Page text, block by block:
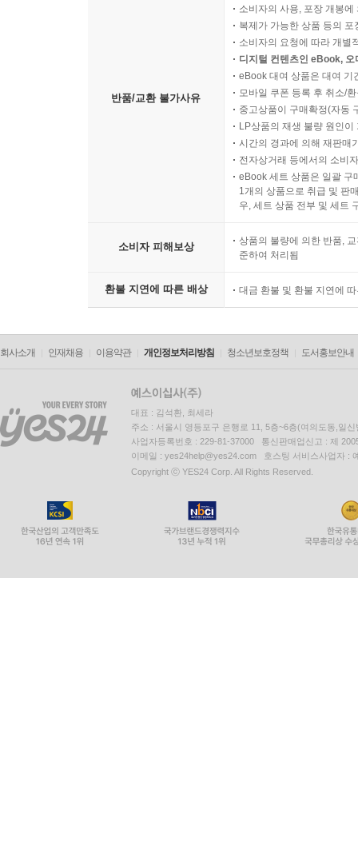
반품/교환 불가사유
소비자의 사용, 포장 개봉
복제가 가능한 상품 등의
소비자의 요청에 따라 개별
디지털 컨텐츠인 eBook,
eBook 대여 상품은 대여 기
모바일 쿠폰 등록 후 취소/
중고상품이 구매확정(자동
LP상품의 재생 불량 원인
시간의 경과에 의해 재판매
전자상거래 등에서의 소비
eBook 세트 상품은 일괄 구
1개의 상품으로 취급 및 판
우, 세트 상품 전부 및 세트
소비자 피해보상
상품의 불량에 의한 반품,
준하여 처리됨
환불 지연에 따른 배상 대금 환불 및 환불 지연에
회사소개 인재채용 이용약관 개인정보처리방침 청소년보호정책 도서홍보안내
대표 : 김석환, 최세라
주소 : 서울시 영등포구 은행로 11, 5층~6층(여의도동,일신
사업자등록번호 : 229-81-37000 통신판매업신고 : 제
이메일 : yes24help@yes24.com 호스팅 서비스사업자 :
Copyright ⓒ YES24 Corp. All Rights Reserved.